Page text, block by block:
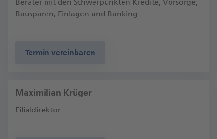
Berater mit den Schwerpunkten Kredite, Vorsorge,
Bausparen, Einlagen und Banking
Termin vereinbaren
Maximilian Krüger
Filialdirektor